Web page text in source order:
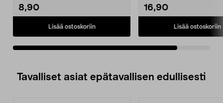
8,90
Lisää ostoskoriin
16,90
Lisää ostoskoriin
Tavalliset asiat epätavallisen edullisesti